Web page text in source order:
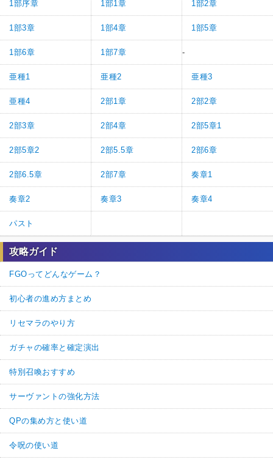
1部序章 1部1章 1部2章
1部3章 1部4章 1部5章
1部6章 1部7章 -
亜種1 亜種2 亜種3
亜種4 2部1章 2部2章
2部3章 2部4章 2部5章1
2部5章2 2部5.5章 2部6章
2部6.5章 2部7章 奏章1
奏章2 奏章3 奏章4
パスト
攻略ガイド
FGOってどんなゲーム？
初心者の進め方まとめ
リセマラのやり方
ガチャの確率と確定演出
特別召喚おすすめ
サーヴァントの強化方法
QPの集め方と使い道
令呪の使い道